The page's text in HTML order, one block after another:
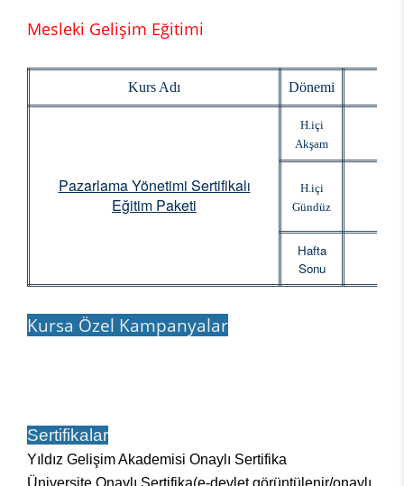
Mesleki Gelişim Eğitimi
Kurs Adı Dönemi
Pazarlama Yönetimi Sertifikalı
Eğitim Paketi
H.içi
Akşam
H.içi
Gündüz
Hafta
Sonu
Kursa Özel Kampanyalar
Sertifikalar
Yıldız Gelişim Akademisi Onaylı Sertifika
Üniversite Onaylı Sertifika(e-devlet görüntülenir/onaylı